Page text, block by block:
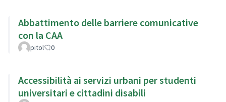
Abbattimento delle barriere comunicative
con la CAA
pitol 0
Accessibilità ai servizi urbani per studenti
universitari e cittadini disabili